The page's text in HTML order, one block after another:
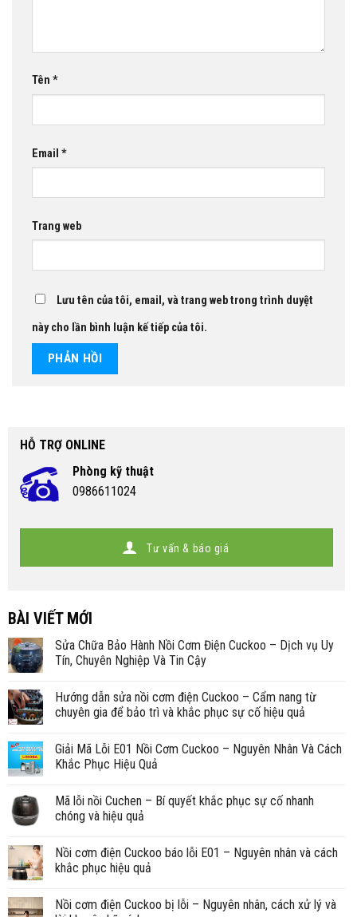
Tên *
Email *
Trang web
Lưu tên của tôi, email, và trang web trong trình duyệt
này cho lần bình luận kế tiếp của tôi.
HỖ TRỢ ONLINE
Phòng kỹ thuật
0986611024
Tư vấn & báo giá
BÀI VIẾT MỚI
Sửa Chữa Bảo Hành Nồi Cơm Điện Cuckoo – Dịch vụ Uy
Tín, Chuyên Nghiệp Và Tin Cậy
Hướng dẫn sửa nồi cơm điện Cuckoo – Cẩm nang từ
chuyên gia để bảo trì và khắc phục sự cố hiệu quả
Giải Mã Lỗi E01 Nồi Cơm Cuckoo – Nguyên Nhân Và Cách
Khắc Phục Hiệu Quả
Mã lỗi nồi Cuchen – Bí quyết khắc phục sự cố nhanh
chóng và hiệu quả
Nồi cơm điện Cuckoo báo lỗi E01 – Nguyên nhân và cách
khắc phục hiệu quả
Nồi cơm điện Cuckoo bị lỗi – Nguyên nhân, cách xử lý và